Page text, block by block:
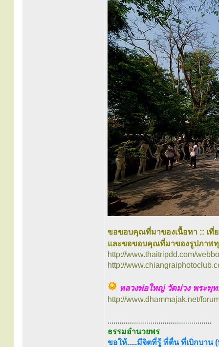
ขอขอบคุณที่มาของเนื้อหา :: เที่
และขอขอบคุณที่มาของรูปภาพ
http://www.thaitripdd.com/
http://
หลวงพ่อใหญ่ วัดม่วง พระพุ
http://www.dhammajak.net/
.....................................................
ธรรมอำนวยพร
ขอให้.....มีจิตที่รู้ ที่ตื่น ที่เบิกบาน